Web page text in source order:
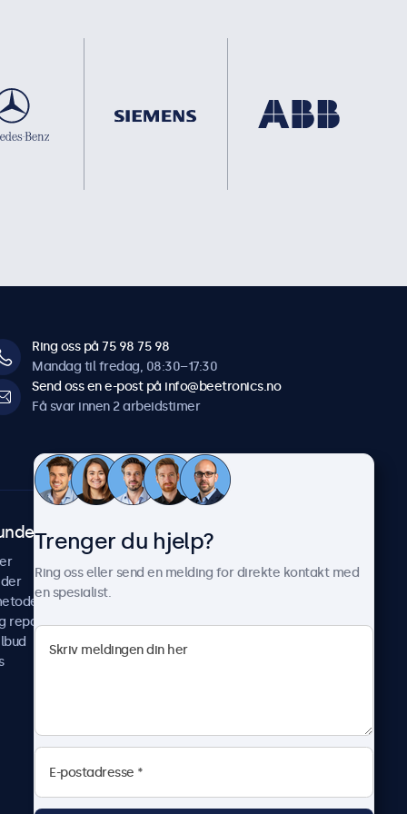
Ring oss på 75 98 75 98
Mandag til fredag, 08:30–17:30
Send oss en e-post på info@beetronics.no
Få svar innen 2 arbeidstimer
reparer
Om Beetronics
Nyheter & oppdateringer
Jobb med oss
Betingelser og vilkår
Trenger du hjelp?
Ring oss eller send en melding for direkte kontakt med
en spesialist.